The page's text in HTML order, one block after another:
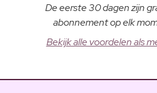
De eerste 30 dagen zijn
abonnement op elk
Bekijk alle voordelen als